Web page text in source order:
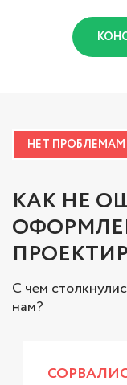
НЕТ ПРОБЛЕМАМ
КАК НЕ
С чем
нам?